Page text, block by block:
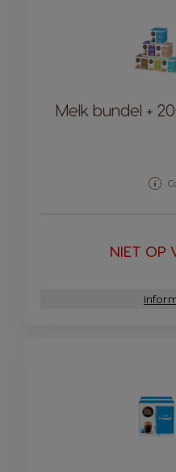
Melk bundel +
NIET OP